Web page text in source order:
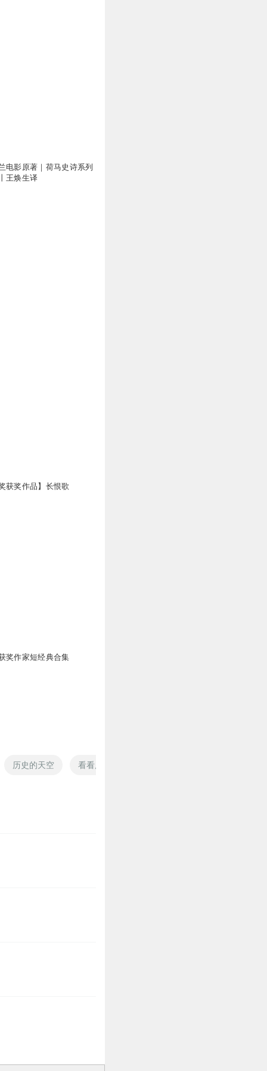
电影原著｜荷马史诗系列
王焕生译
获奖作品】长恨歌
奖作家短经典合集
历史的天空 看看历史